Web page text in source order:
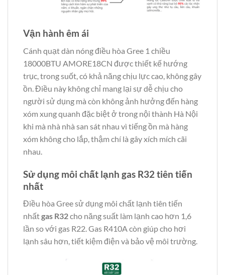
Vận hành êm ái
Cánh quạt dàn nóng điều hòa Gree 1 chiều
18000BTU AMORE18CN được thiết kế hướng
trục, trong suốt, có khả năng chịu lực cao, không gây
ồn. Điều này không chỉ mang lại sự dễ chịu cho
người sử dụng mà còn không ảnh hưởng đến hàng
xóm xung quanh đặc biệt ở trong nội thành Hà Nội
khi mà nhà nhà san sát nhau vì tiếng ồn mà hàng
xóm không cho lắp, thậm chí là gây xích mích cãi
nhau.
Sử dụng môi chất lạnh gas R32 tiên tiến
nhất
Điều hòa Gree sử dụng môi chất lạnh tiên tiến
nhấtgas R32cho năng suất làm lạnh cao hơn 1,6
lần so với gas R22. Gas R410A còn giúp cho hơi
lạnh sâu hơn, tiết kiệm điện và bảo vệ môi trường.